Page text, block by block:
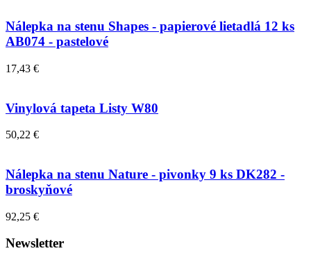
Nálepka na stenu Shapes - papierové lietadlá 12 ks
AB074 - pastelové
17,43 €
Vinylová tapeta Listy W80
50,22 €
Nálepka na stenu Nature - pivonky 9 ks DK282 -
broskyňové
92,25 €
Newsletter